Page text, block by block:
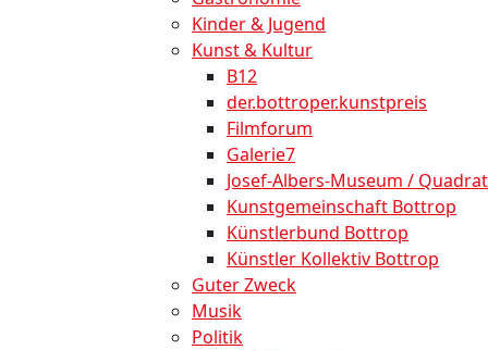
Kinder & Jugend
Kunst & Kultur
B12
der.bottroper.kunstpreis
Filmforum
Galerie7
Josef-Albers-Museum / Quadrat
Kunstgemeinschaft Bottrop
Künstlerbund Bottrop
Künstler Kollektiv Bottrop
Guter Zweck
Musik
Politik